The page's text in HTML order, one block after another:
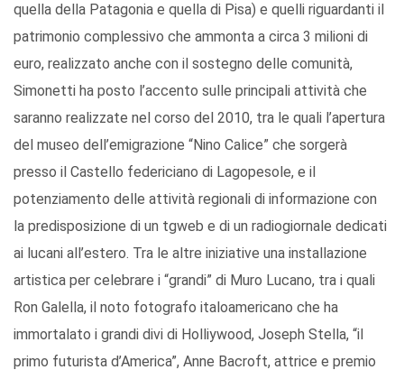
quella della Patagonia e quella di Pisa) e quelli riguardanti il
patrimonio complessivo che ammonta a circa 3 milioni di
euro, realizzato anche con il sostegno delle comunità,
Simonetti ha posto l’accento sulle principali attività che
saranno realizzate nel corso del 2010, tra le quali l’apertura
del museo dell’emigrazione “Nino Calice” che sorgerà
presso il Castello federiciano di Lagopesole, e il
potenziamento delle attività regionali di informazione con
la predisposizione di un tgweb e di un radiogiornale dedicati
ai lucani all’estero. Tra le altre iniziative una installazione
artistica per celebrare i “grandi” di Muro Lucano, tra i quali
Ron Galella, il noto fotografo italoamericano che ha
immortalato i grandi divi di Holliywood, Joseph Stella, “il
primo futurista d’America”, Anne Bacroft, attrice e premio